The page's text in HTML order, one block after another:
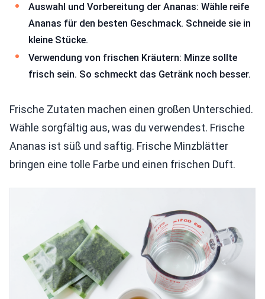
Auswahl und Vorbereitung der Ananas: Wähle reife
Ananas für den besten Geschmack. Schneide sie in
kleine Stücke.
Verwendung von frischen Kräutern: Minze sollte
frisch sein. So schmeckt das Getränk noch besser.
Frische Zutaten machen einen großen Unterschied.
Wähle sorgfältig aus, was du verwendest. Frische
Ananas ist süß und saftig. Frische Minzblätter
bringen eine tolle Farbe und einen frischen Duft.